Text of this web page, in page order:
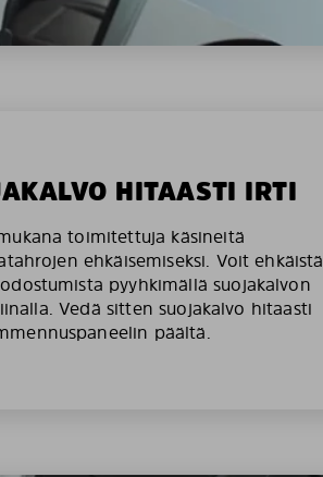
HITAASTI IRTI
toimitettuja käsineitä
ehkäisemiseksi. Voit ehkäistä
pyyhkimällä suojakalvon
Vedä sitten suojakalvo hitaasti
päältä.